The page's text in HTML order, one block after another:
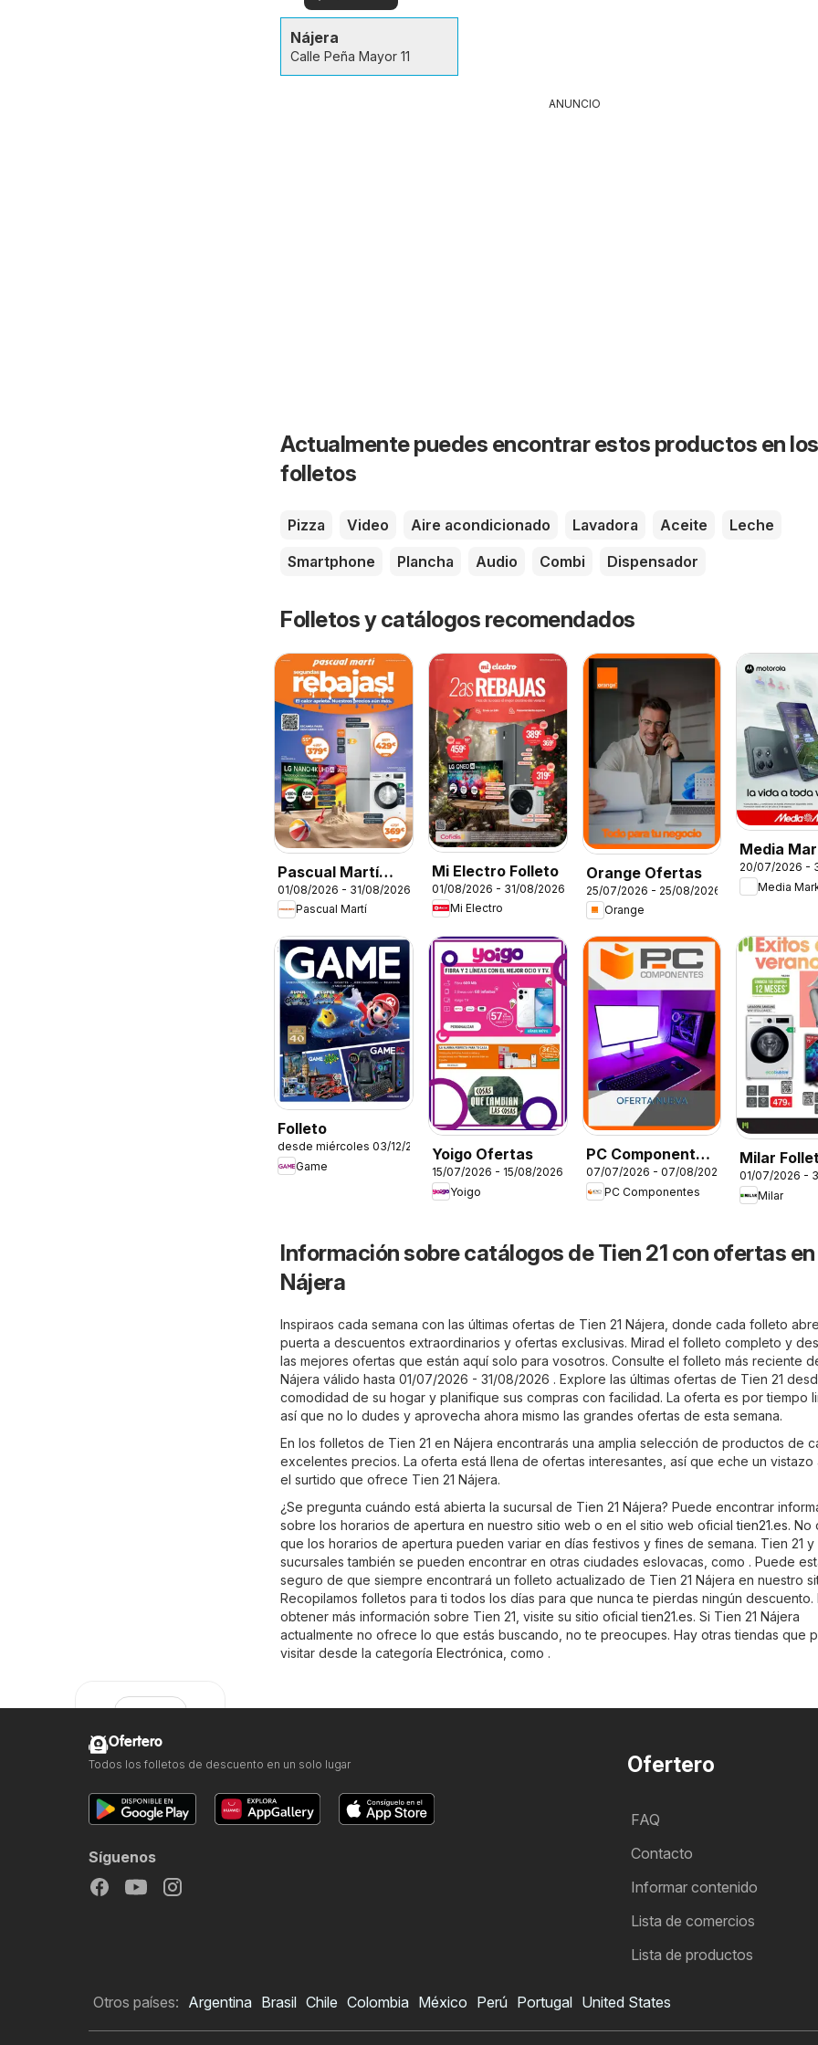
ver
Nájera
Calle Peña Mayor 11
ANUNCIO
Actualmente puedes encontrar estos productos en los
folletos
Pizza Video Aire acondicionado Lavadora Aceite
Leche
Smartphone
Plancha Audio Combi Dispensador
Folletos y catálogos recomendados
Pascual Martí
Folleto
01/08/2026 - 31/08/2026
Pascual Martí
Mi Electro Folleto
01/08/2026 - 31/08/2026
Mi Electro
Orange Ofertas
25/07/2026 - 25/08/2026
Orange
Media
Folleto
20/07/2026 -
Media
Folleto
desde miércoles 03/12/2025
Game
Yoigo Ofertas
15/07/2026 - 15/08/2026
Yoigo
PC Componentes
Folleto
07/07/2026 - 07/08/2026
PC Componentes
Milar
01/07/2026 -
Milar
Información sobre catálogos de Tien 21 con ofertas en
Nájera
Inspiraos cada semana con las últimas ofertas de Tien 21 Nájera, donde cada folleto
puerta a descuentos extraordinarios y ofertas exclusivas. Mirad el folleto completo y
las mejores ofertas que están aquí solo para vosotros. Consulte el folleto más reciente
Nájera válido hasta 01/07/2026 - 31/08/2026 . Explore las últimas ofertas de Tien 21
comodidad de su hogar y planifique sus compras con facilidad. La oferta es por tiempo
así que no lo dudes y aprovecha ahora mismo las grandes ofertas de esta semana.
En los folletos de Tien 21 en Nájera encontrarás una amplia selección de productos de
excelentes precios. La oferta está llena de ofertas interesantes, así que eche un vistazo
el surtido que ofrece Tien 21 Nájera.
¿Se pregunta cuándo está abierta la sucursal de Tien 21 Nájera? Puede encontrar
sobre los horarios de apertura en nuestro sitio web o en el sitio web oficialtien21.es. No
que los horarios de apertura pueden variar en días festivos y fines de semana. Tien 21 y
sucursales también se pueden encontrar en otras ciudades eslovacas, como . Puede
seguro de que siempre encontrará un folleto actualizado de Tien 21 Nájera en nuestro
Recopilamos folletos para ti todos los días para que nunca te pierdas ningún descuento.
obtener más información sobre Tien 21, visite su sitio oficialtien21.es. Si Tien 21 Nájera
actualmente no ofrece lo que estás buscando, no te preocupes. Hay otras tiendas que
visitar desde la categoría Electrónica , como .
Ofertero
FAQ
Contacto
Informar contenido
Lista de comercios
Lista de productos
Ofertero
Todos los folletos de descuento en un solo lugar
Síguenos
Otros países: Argentina Brasil Chile Colombia México Perú Portugal United States